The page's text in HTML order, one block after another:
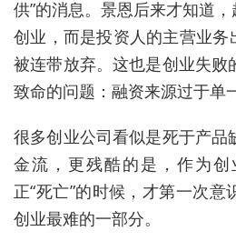
供”的消息。景恩后来才知道
创业，而是投资人的主营业务
被连带放弃。这也是创业失败
致命的问题：融资来源过于单
很多创业公司看似是死于产品
金流，更残酷的是，作为
正“死亡”的时候，才第一次
创业最难的一部分。